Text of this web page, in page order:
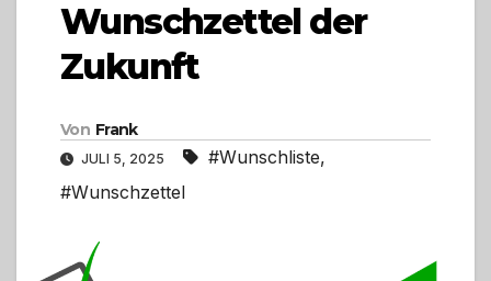
Wunschzettel der
Zukunft
Von Frank
JULI 5, 2025 #Wunschliste,
#Wunschzettel